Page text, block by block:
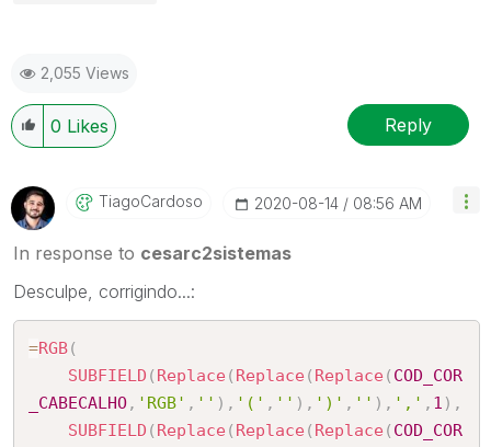
2,055 Views
0 Likes Reply
TiagoCardoso ‎2020-08-14 08:56 AM
In response to cesarc2sistemas
Desculpe, corrigindo...:
=RGB(
SUBFIELD ( Replace( Replace( Replace( COD_COR
_CABECALHO, 'RGB' , '' ) , '(' , '' ) , ')' , '' ) , ',' , 1 ) ,
SUBFIELD ( Replace( Replace( Replace( COD_COR